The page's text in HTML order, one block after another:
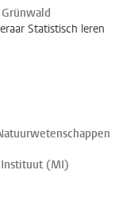
Statistisch leren
(MI)